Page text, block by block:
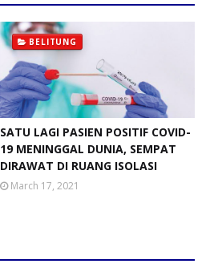
BELITUNG
SATU LAGI PASIEN POSITIF COVID-
19 MENINGGAL DUNIA, SEMPAT
DIRAWAT DI RUANG ISOLASI
March 17, 2021